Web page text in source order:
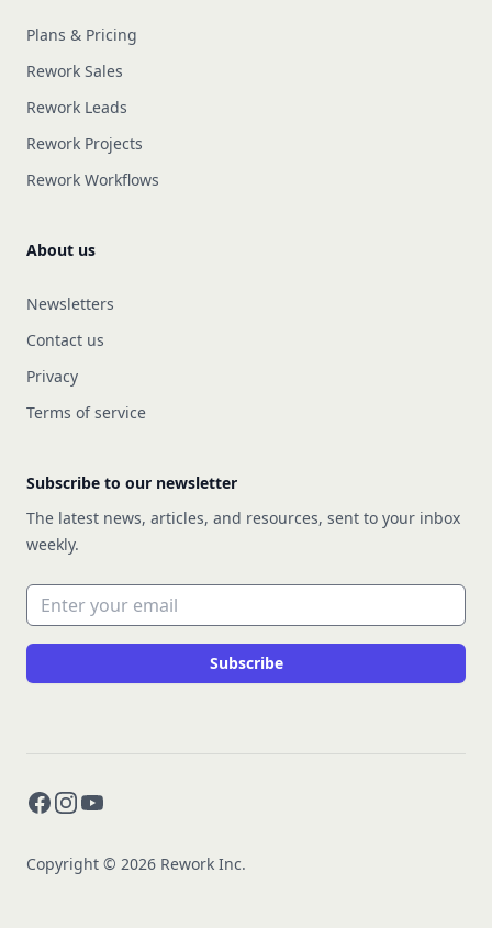
Plans & Pricing
Rework Sales
Rework Leads
Rework Projects
Rework Workflows
About us
Newsletters
Contact us
Privacy
Terms of service
Subscribe to our newsletter
The latest news, articles, and resources, sent to your inbox
weekly.
Email address
Subscribe
Facebook
Instagram
YouTube
Copyright © 2026 Rework Inc.